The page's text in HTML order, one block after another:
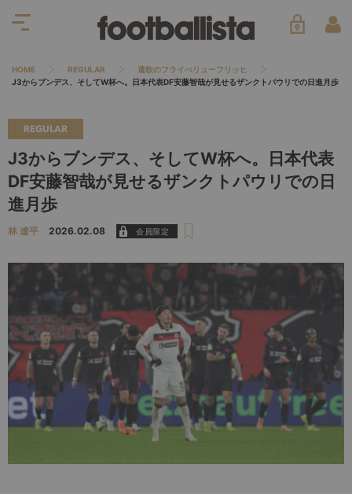
HOME REGULAR
遣欧のフライべリューフリッヒ
J3からブンデス、そしてW杯へ。日本代表DF安藤智哉が見せるザンクトパウリでの日進月歩
REGULAR
J3からブンデス、そしてW杯へ。日本代表
DF安藤智哉が見せるザンクトパウリでの日
進月歩
林 遼平 2026.02.08